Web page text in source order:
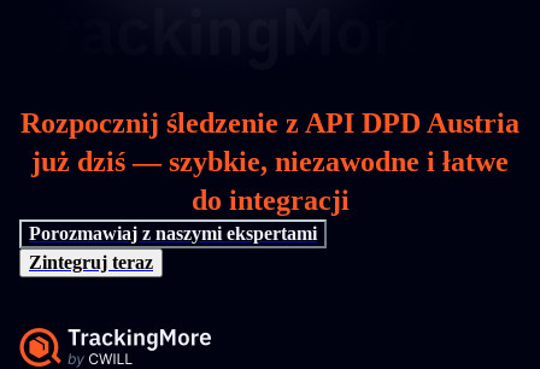
Rozpocznij śledzenie z API DPD Austria
już dziś — szybkie, niezawodne i łatwe
do integracji
Porozmawiaj z naszymi ekspertami
Zintegruj teraz